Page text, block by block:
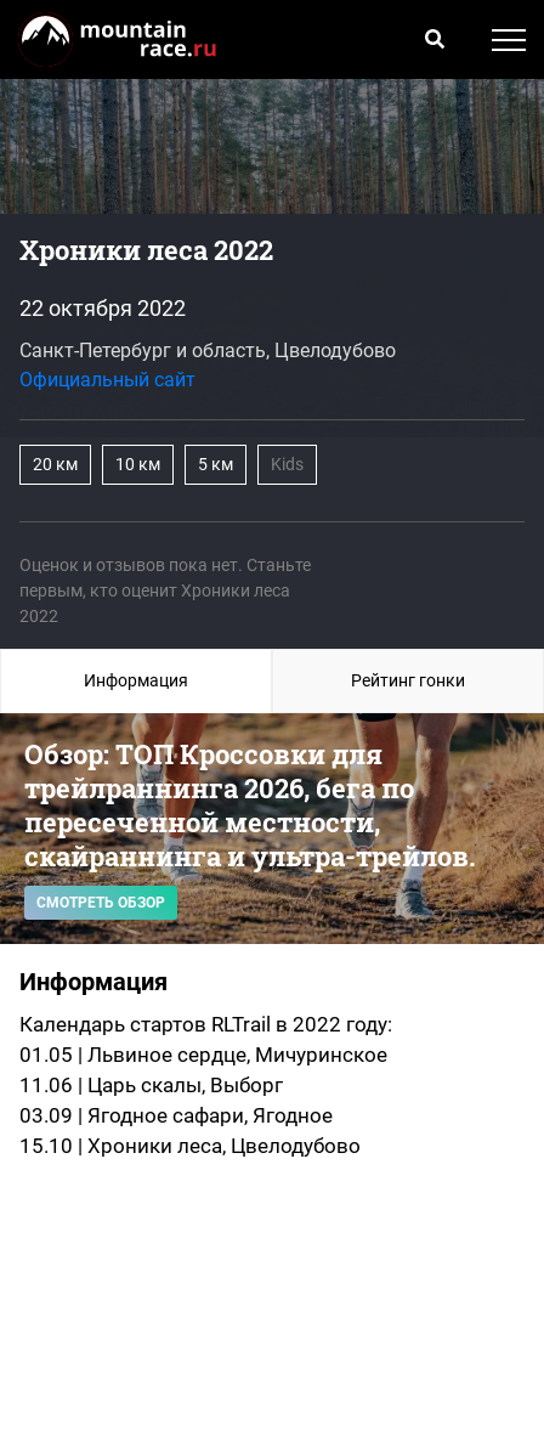
Хроники леса 2022
Оценок и отзывов пока нет. Станьте
первым, кто оценит Хроники леса
2022
22 октября 2022
Санкт-Петербург и область, Цвелодубово
Официальный сайт
20 км 10 км 5 км Kids
Обзор: ТОП Кроссовки для
трейлраннинга 2026, бега по
пересеченной местности,
скайраннинга и ультра-трейлов.
СМОТРЕТЬ ОБЗОР
Информация
Календарь стартов RLTrail в 2022 году:
01.05 | Львиное сердце, Мичуринское
11.06 | Царь скалы, Выборг
03.09 | Ягодное сафари, Ягодное
15.10 | Хроники леса, Цвелодубово
Информация Рейтинг гонки